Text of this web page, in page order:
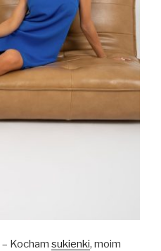
– Kocham sukienki, moim